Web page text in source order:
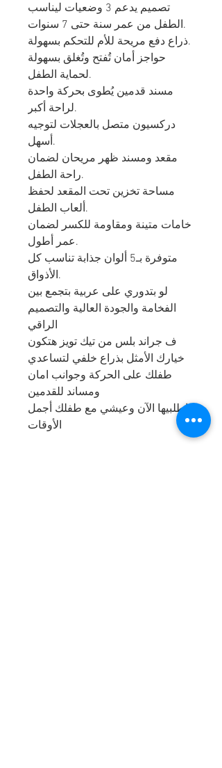
تصميم يدعم 3 وضعيات ليناسب
الطفل من عمر سنة حتى 7 سنوات.
ذراع دفع مريحة للأم للتحكم بسهولة.
حواجز أمان تُفتح وتُغلق بسهولة
لحماية الطفل.
مسند قدمين يُطوى بحركة واحدة
لراحة أكبر.
دركسيون متصل بالعجلات لتوجيه
أسهل.
مقعد ومسند ظهر مريحان لضمان
راحة الطفل.
مساحة تخزين تحت المقعد لحفظ
ألعاب الطفل.
خامات متينة ومقاومة للكسر لضمان
عمر أطول.
متوفرة بـ5 ألوان جذابة تناسب كل
الأذواق.
لو بتدوري على عربية بتجمع بين
الفخامة والجودة العالية والتصميم
الراقي
ف جراند بلس من تيك تويز هتكون
خيارك الأمثل بذراع خلفي لتساعدي
طفلك على الحركة وجوانب امان
ومساند للقدمين
اطلبيها الآن وعيشي مع طفلك أجمل
الأوقات